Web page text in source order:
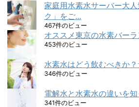
家庭用水素水サーバー大
ク」をご...
467件のビュー
オススメ東京の水素バー
453件のビュー
水素水はどう飲むべきか
346件のビュー
電解水と水素水の違いを
341件のビュー